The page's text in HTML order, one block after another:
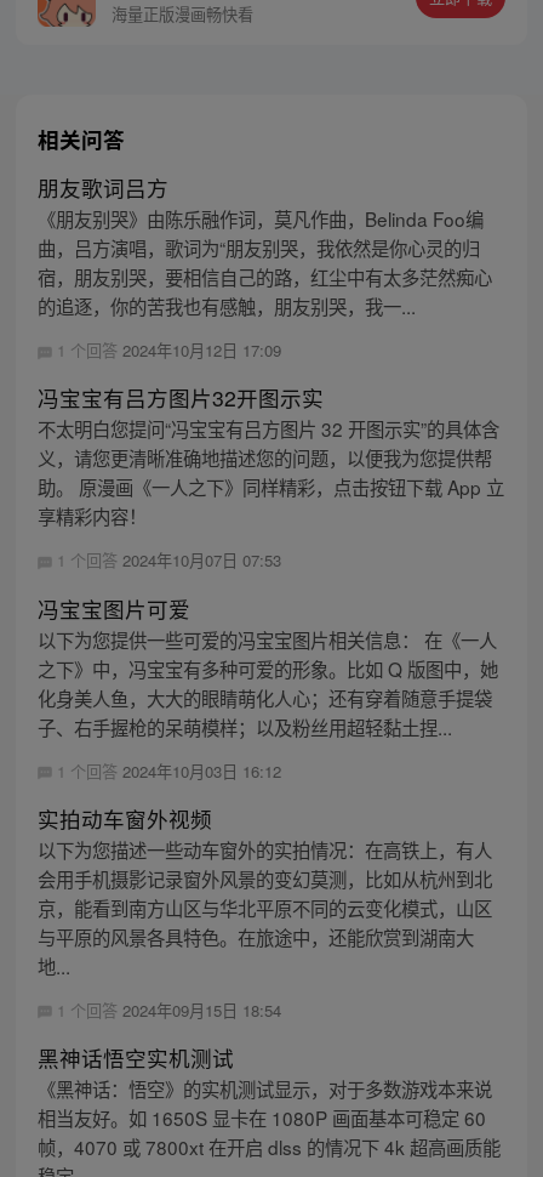
同踏上“异人”之旅。
海量正版漫画畅快看
相关问答
朋友歌词吕方
《朋友别哭》由陈乐融作词，莫凡作曲，Belinda Foo编
曲，吕方演唱，歌词为“朋友别哭，我依然是你心灵的归
宿，朋友别哭，要相信自己的路，红尘中有太多茫然痴心
的追逐，你的苦我也有感触，朋友别哭，我一...
1 个回答 2024年10月12日 17:09
冯宝宝有吕方图片32开图示实
不太明白您提问“冯宝宝有吕方图片 32 开图示实”的具体含
义，请您更清晰准确地描述您的问题，以便我为您提供帮
助。 原漫画《一人之下》同样精彩，点击按钮下载 App 立
享精彩内容！
1 个回答 2024年10月07日 07:53
冯宝宝图片可爱
以下为您提供一些可爱的冯宝宝图片相关信息： 在《一人
之下》中，冯宝宝有多种可爱的形象。比如 Q 版图中，她
化身美人鱼，大大的眼睛萌化人心；还有穿着随意手提袋
子、右手握枪的呆萌模样；以及粉丝用超轻黏土捏...
1 个回答 2024年10月03日 16:12
实拍动车窗外视频
以下为您描述一些动车窗外的实拍情况：在高铁上，有人
会用手机摄影记录窗外风景的变幻莫测，比如从杭州到北
京，能看到南方山区与华北平原不同的云变化模式，山区
与平原的风景各具特色。在旅途中，还能欣赏到湖南大
地...
1 个回答 2024年09月15日 18:54
黑神话悟空实机测试
《黑神话：悟空》的实机测试显示，对于多数游戏本来说
相当友好。如 1650S 显卡在 1080P 画面基本可稳定 60
帧，4070 或 7800xt 在开启 dlss 的情况下 4k 超高画质能